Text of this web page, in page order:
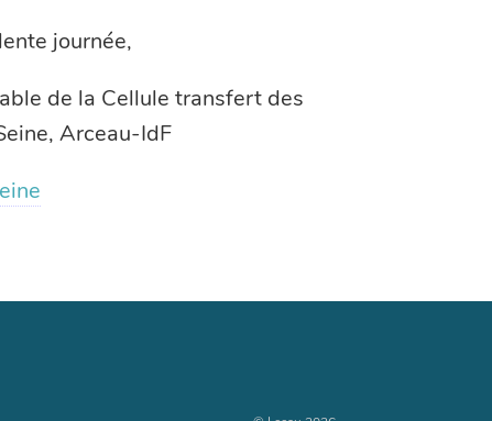
journée,
de la Cellule transfert des
Arceau-IdF